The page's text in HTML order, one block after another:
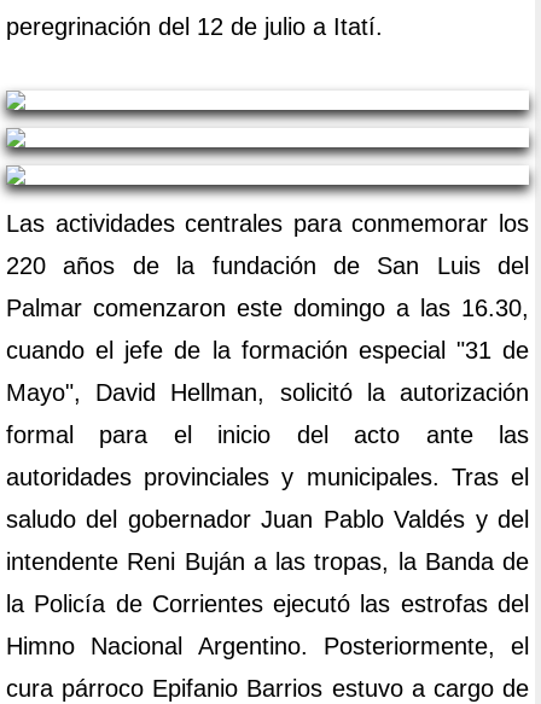
peregrinación del 12 de julio a Itatí.
Las actividades centrales para conmemorar los
220 años de la fundación de San Luis del
Palmar comenzaron este domingo a las 16.30,
cuando el jefe de la formación especial "31 de
Mayo", David Hellman, solicitó la autorización
formal para el inicio del acto ante las
autoridades provinciales y municipales. Tras el
saludo del gobernador Juan Pablo Valdés y del
intendente Reni Buján a las tropas, la Banda de
la Policía de Corrientes ejecutó las estrofas del
Himno Nacional Argentino. Posteriormente, el
cura párroco Epifanio Barrios estuvo a cargo de